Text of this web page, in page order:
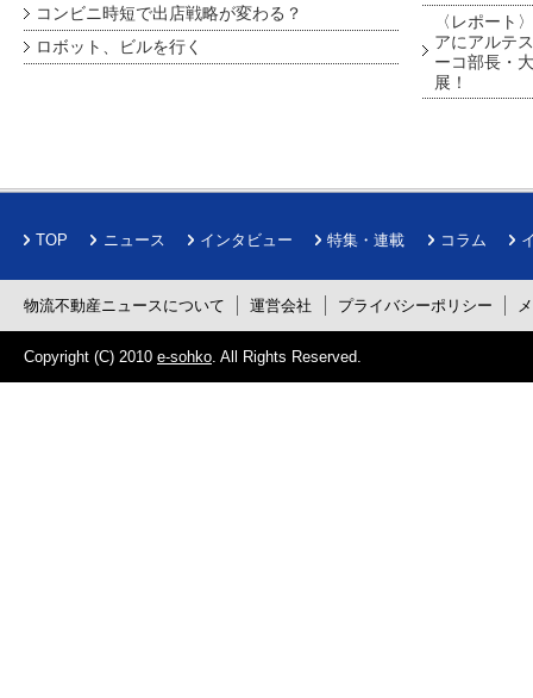
コンビニ時短で出店戦略が変わる？
ロボット、ビルを行く
〈レポート
アにアルテ
ーコ部長・
展！
TOP ニュース インタビュー 特集・連載 コラム
物流不動産ニュースについて 運営会社 プライバシーポリシー
Copyright (C) 2010 e-sohko . All Rights Reserved.